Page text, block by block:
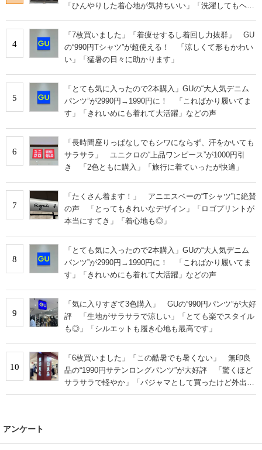
「ひんやりした着心地が気持ちいい」「洗濯してもヘタ
4
「7枚買いました」「着痩せするし着回し力抜群」 GU
の“990円Tシャツ”が超使える！ 「涼しくて形もかわい
い」「猛暑の日々に助かります」
5
「とても気に入ったので2本購入」GUの“大人気デニム
パンツ”が2990円→1990円に！ 「こればかり履いてま
す」「きれいめにも着れて大活躍」などの声
6
「長時間座りっぱなしでもシワにならず、汗をかいても
サラサラ」 ユニクロの“上品ワンピース”が1000円引
き 「2色ともに購入」「旅行に着ていったが快適」
7
「たくさん着ます！」 アニエスベーの“Tシャツ”に絶賛
の声 「とってもきれいなデザイン」「ロゴプリントが
本当にすてき」「着心地も◎」
8
「とても気に入ったので2本購入」GUの“大人気デニム
パンツ”が2990円→1990円に！ 「こればかり履いてま
す」「きれいめにも着れて大活躍」などの声
9
「気に入りすぎて3色購入」 GUの“990円パンツ”が大好
評 「生地がサラサラで涼しい」「とても楽でスタイル
も◎」「シルエットも履き心地も最高です」
10
「6枚買いました」「この酷暑でも暑くない」 無印良
品の“1990円サテンロングパンツ”が大好評 「驚くほど
サラサラで軽やか」「パジャマとして買ったけど外出用
にした」
アンケート